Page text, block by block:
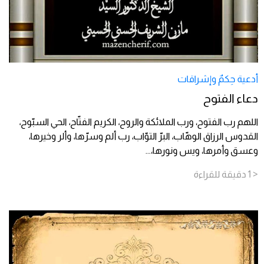
أدعية حِكمٌ وإشراقات
دعاء الفتوح
اللهم رب الفتوح، ورب الملائكة والروح، الكريم الفتّاح، الحي السبّوح،
القدوس الرزاق الوهّاب، البرّ التوّاب، رب ألم وسرّها، وألر وخيرها،
وعسق وأمرها، ويس ونورها،...
< 1 دقيقة للقراءة